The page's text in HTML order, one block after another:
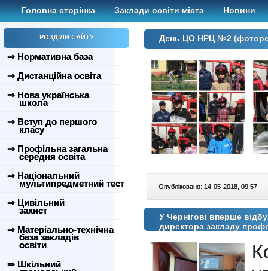
Головна сторінка Заклади освіти міста Новини
РОЗДІЛИ САЙТУ
⇒ Нормативна база
⇒ Дистанційна освіта
⇒ Нова українська
школа
⇒ Вступ до першого
класу
⇒ Профільна загальна
середня освіта
⇒ Національний
мультипредметний тест
⇒ Цивільний
захист
⇒ Матеріально-технічна
база закладів
освіти
⇒ Шкільний
День ЦО НРЦ №2
Опубліковано: 14-05-2018, 09:57 |
У Чернігові вперше
директора закладу